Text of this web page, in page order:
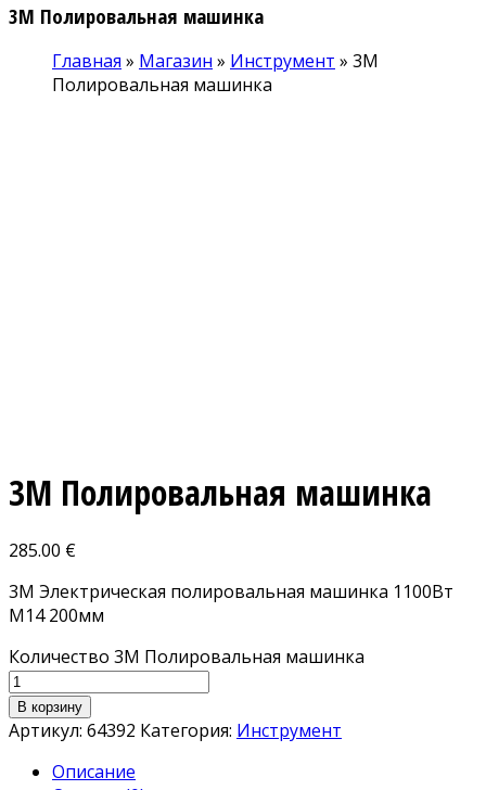
3М Полировальная машинка
Главная » Магазин » Инструмент » 3М
Полировальная машинка
3М Полировальная машинка
285.00 €
3М Электрическая полировальная машинка 1100Вт
М14 200мм
Количество 3М Полировальная машинка
В корзину
Артикул: 64392 Категория: Инструмент
Описание